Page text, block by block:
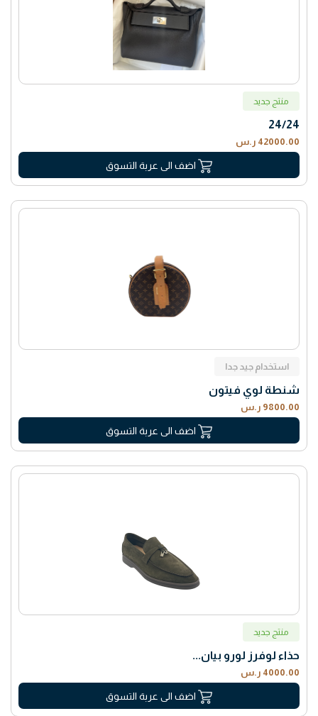
منتج جديد
24/24
42000.00 ر.س
اضف الى عربة التسوق
استخدام جيد جدا
شنطة لوي فيتون
9800.00 ر.س
اضف الى عربة التسوق
منتج جديد
حذاء لوفرز لورو بيان...
4000.00 ر.س
اضف الى عربة التسوق